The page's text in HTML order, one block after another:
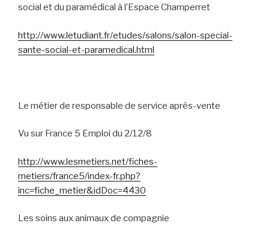
social et du paramédical à l’Espace Champerret
http://www.letudiant.fr/etudes/salons/salon-special-
sante-social-et-paramedical.html
Le métier de responsable de service après-vente
Vu sur France 5 Emploi du 2/12/8
http://www.lesmetiers.net/fiches-
metiers/france5/index-fr.php?
inc=fiche_metier&idDoc=4430
Les soins aux animaux de compagnie